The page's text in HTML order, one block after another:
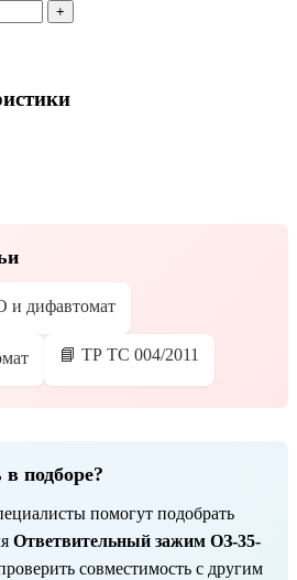
+
и дифавтомат
📘 ТР ТС 004/2011
подборе?
помогут подобрать
Ответвительный зажим ОЗ-35-
совместимость с другим